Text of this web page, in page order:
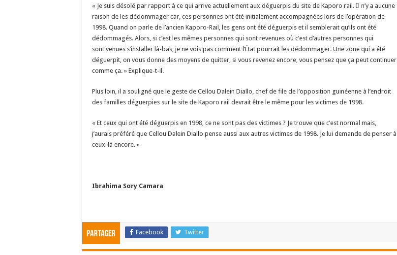
« Je suis désolé par rapport à ce qui arrive actuellement aux déguerpis du site de Kaporo rail. Il n’y a aucune
raison de les dédommager car, ces personnes ont été initialement accompagnées lors de l’opération de
1998. Quand on parle de l’ancien Kaporo-Rail, les gens ont été déguerpis et il semblerait qu’ils ont été
dédommagés. Alors, si c’est les mêmes personnes qui sont revenues où c’est d’autres personnes qui
sont venues s’installer là-bas, je ne vois pas comment l’État pourrait les dédommager. Une zone qui a été
déguerpit, on vous donne des moyens de quitter, si vous revenez encore, vous pensez que ça peut continuer
comme ça. » Explique-t-il.
Plus loin, il a souligné que le geste de Cellou Dalein Diallo, chef de file de l’opposition guinéenne à l’endroit
des familles déguerpies sur le site de Kaporo rail devrait être le même pour les victimes de 1998.
« Et ceux qui ont été déguerpis en 1998, ce ne sont pas des victimes ? Je trouve que c’est normal mais,
j’aurais préféré que Cellou Dalein Diallo pense aussi aux autres victimes de 1998. Je lui demande de penser à
ceux-là encore. »
Ibrahima Sory Camara
Partager Facebook Twitter